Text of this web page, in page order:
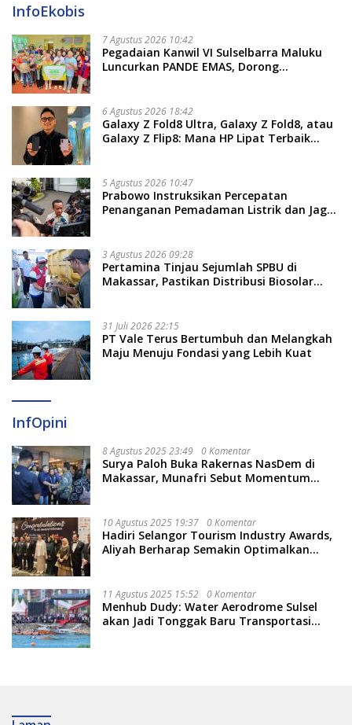
InfoEkobis
7 Agustus 2026 10:42
Pegadaian Kanwil VI Sulselbarra Maluku
Luncurkan PANDE EMAS, Dorong
6 Agustus 2026 18:42
Galaxy Z Fold8 Ultra, Galaxy Z Fold8, atau
Galaxy Z Flip8: Mana HP Lipat Terbaik
5 Agustus 2026 10:47
Prabowo Instruksikan Percepatan
Penanganan Pemadaman Listrik dan Jaga
3 Agustus 2026 09:28
Pertamina Tinjau Sejumlah SPBU di
Makassar, Pastikan Distribusi Biosolar
31 Juli 2026 22:15
PT Vale Terus Bertumbuh dan Melangkah
Maju Menuju Fondasi yang Lebih Kuat
InfOpini
8 Agustus 2025 23:49 0 Komentar
Surya Paloh Buka Rakernas NasDem di
Makassar, Munafri Sebut Momentum
10 Agustus 2025 19:37 0 Komentar
Hadiri Selangor Tourism Industry Awards,
Aliyah Berharap Semakin Optimalkan
11 Agustus 2025 15:52 0 Komentar
Menhub Dudy: Water Aerodrome Sulsel
akan Jadi Tonggak Baru Transportasi